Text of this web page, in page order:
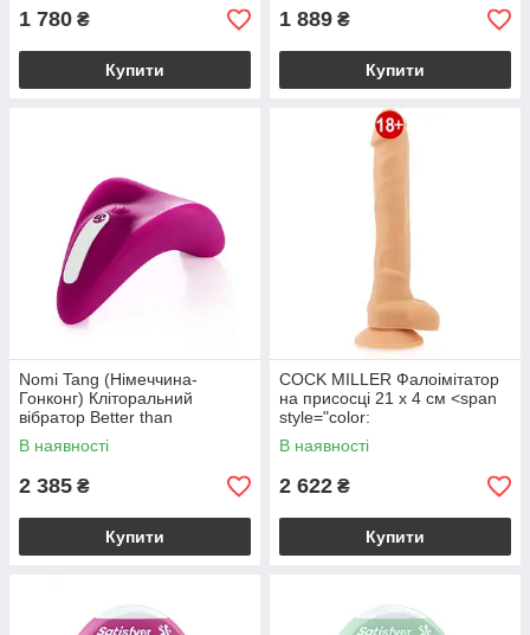
1 780 ₴
Купити
1 889 ₴
Купити
Nomi Tang (Німеччина-
Гонконг) Кліторальний
вібратор Better than
Chocolate колір: сливовий
Nomi Tang (Німеччина)
В наявності
2 385 ₴
Купити
COCK MILLER Фалоімітатор
на присосці 21 х 4 см <span
style="color:
#a20006;">Незначний дефект
пакування</span> COCK
В наявності
2 622 ₴
Купити